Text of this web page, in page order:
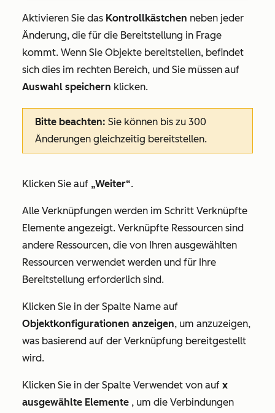
Aktivieren Sie das Kontrollkästchen neben jeder
Änderung, die für die Bereitstellung in Frage
kommt. Wenn Sie Objekte bereitstellen, befindet
sich dies im rechten Bereich, und Sie müssen auf
Auswahl speichern klicken.
Bitte beachten: Sie können bis zu 300
Änderungen gleichzeitig bereitstellen.
Klicken Sie auf „Weiter“.
Alle Verknüpfungen werden im Schritt Verknüpfte
Elemente angezeigt. Verknüpfte Ressourcen sind
andere Ressourcen, die von Ihren ausgewählten
Ressourcen verwendet werden und für Ihre
Bereitstellung erforderlich sind.
Klicken Sie in der Spalte Name auf
Objektkonfigurationen anzeigen, um anzuzeigen,
was basierend auf der Verknüpfung bereitgestellt
wird.
Klicken Sie in der Spalte Verwendet von auf x
ausgewählte Elemente , um die Verbindungen